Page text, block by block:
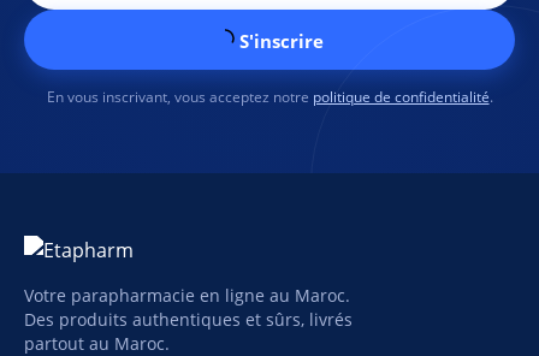
S'inscrire
En vous inscrivant, vous acceptez notre politique de confidentialité.
Votre parapharmacie en ligne au Maroc.
Des produits authentiques et sûrs, livrés
partout au Maroc.